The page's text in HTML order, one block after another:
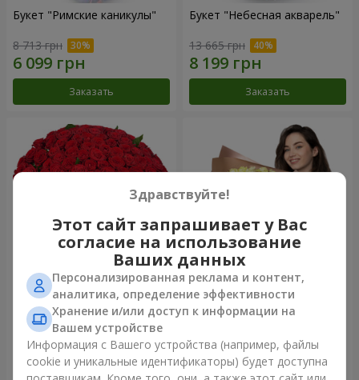
Букет "Римские каникулы"
8 713 грн
Заказать
Букет "Небесная акварель"
13 665 грн
Заказать
101 красная роза
35 998 грн
Заказать
Букет "Сердце – сердцу"
Заказать
Здравствуйте!
Этот сайт запрашивает у Вас
согласие на использование
Ваших данных
Персонализированная реклама и контент,
аналитика, определение эффективности
Хранение и/или доступ к информации на
Вашем устройстве
Информация с Вашего устройства (например, файлы
cookie и уникальные идентификаторы) будет доступна